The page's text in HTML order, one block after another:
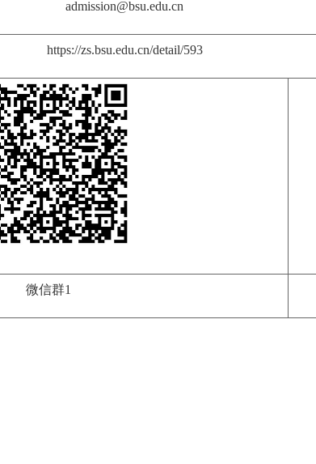
admission@bsu.edu.cn
https://zs.bsu.edu.cn/detail/593
微信群1